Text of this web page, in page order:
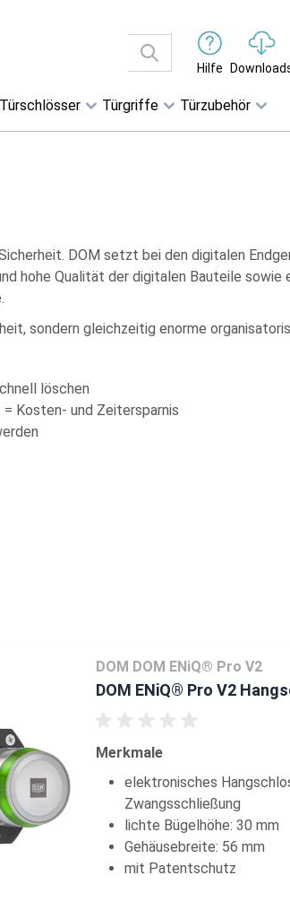
Hilfe
Türschlösser Türgriffe Türzubehör
DOM setzt bei den digitalen
hohe Qualität der digitalen Bauteile
sondern gleichzeitig enorme
löschen
Kosten- und Zeitersparnis
DOM DOM ENiQ® Pro V2
DOM ENiQ® Pro V2
Merkmale
elektronisches
Zwangsschließung
lichte Bügelhöhe: 30 mm
Gehäusebreite: 56 mm
mit Patentschutz